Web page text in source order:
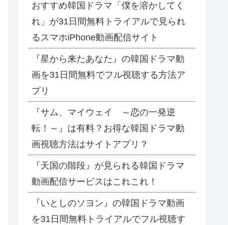
おすすめ韓国ドラマ「僕を溶かしてく
れ」が31日間無料トライアルで見られ
るスマホiPhone動画配信サイト
『星から来たあなた』の韓国ドラマ動
画を31日間無料でフル視聴する方法ア
プリ
『サム、マイウェイ ～恋の一発逆
転！～』は有料？お得な韓国ドラマ動
画視聴方法はサイトアプリ？
『天国の階段』が見られる韓国ドラマ
動画配信サービスはこれこれ！
『いとしのソヨン』の韓国ドラマ動画
を31日間無料トライアルでフル視聴す